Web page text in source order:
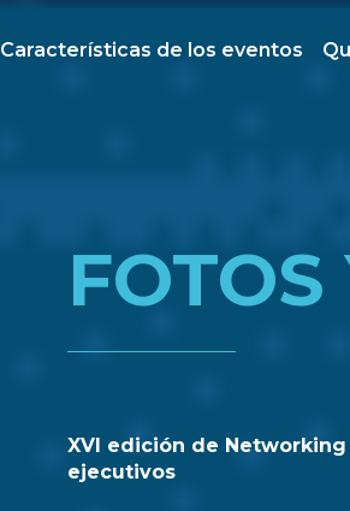
Características de los eventos
XVI edición de
ejecutivos